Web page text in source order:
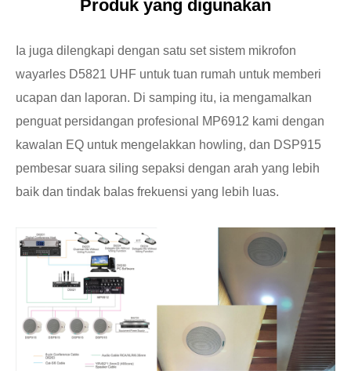
Produk yang digunakan
Ia juga dilengkapi dengan satu set sistem mikrofon
wayarles D5821 UHF untuk tuan rumah untuk memberi
ucapan dan laporan. Di samping itu, ia mengamalkan
penguat persidangan profesional MP6912 kami dengan
kawalan EQ untuk mengelakkan howling, dan DSP915
pembesar suara siling sepaksi dengan arah yang lebih
baik dan tindak balas frekuensi yang lebih luas.